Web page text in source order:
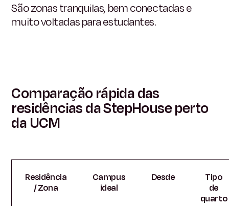
São zonas tranquilas, bem conectadas e
muito voltadas para estudantes.
Comparação rápida das
residências da StepHouse perto
da UCM
Residência
/ Zona
Campus
ideal
Desde
Tipo
de
quarto